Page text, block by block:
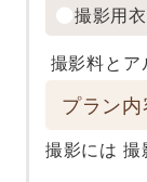
撮影用
撮影料とア
プラン内
撮影には 撮